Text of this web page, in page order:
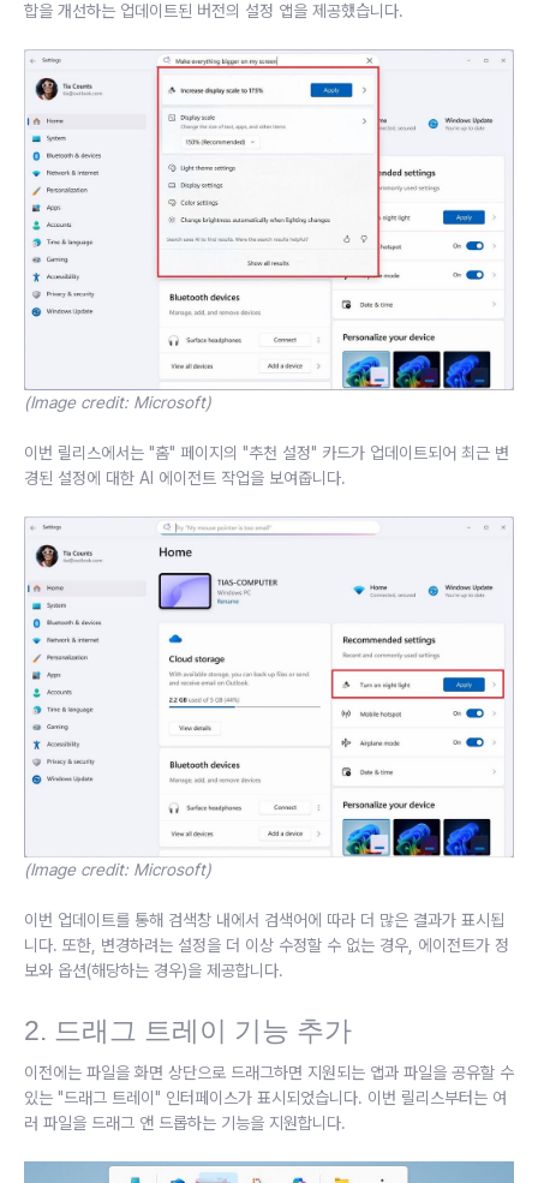
합을 개선하는 업데이트된 버전의 설정 앱을 제공했습니다.
(Image credit: Microsoft)
이번 릴리스에서는 "홈" 페이지의 "추천 설정" 카드가 업데이트되어 최근 변
경된 설정에 대한 AI 에이전트 작업을 보여줍니다.
(Image credit: Microsoft)
이번 업데이트를 통해 검색창 내에서 검색어에 따라 더 많은 결과가 표시됩
니다. 또한, 변경하려는 설정을 더 이상 수정할 수 없는 경우, 에이전트가 정
보와 옵션(해당하는 경우)을 제공합니다.
2. 드래그 트레이 기능 추가
이전에는 파일을 화면 상단으로 드래그하면 지원되는 앱과 파일을 공유할 수
있는 "드래그 트레이" 인터페이스가 표시되었습니다. 이번 릴리스부터는 여
러 파일을 드래그 앤 드롭하는 기능을 지원합니다.